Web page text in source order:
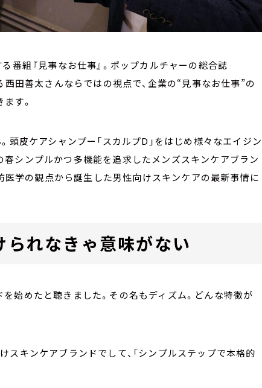
番組『見事なお仕事』。ポップカルチャーの総合誌
田善太さんならではの視点で、企業の“見事なお仕事”の
す。
頭皮ケアシャンプー「スカルプD」をはじめ様々なエイジン
春シンプルかつ多機能を追求したメンズスキンケアブラン
防医学の観点から誕生した男性向けスキンケアの最新事情に
られなきゃ意味がない
始めたと聴きました。その名もディズム。どんな特徴が
スキンケアブランドでして、「シンプルステップで本格的